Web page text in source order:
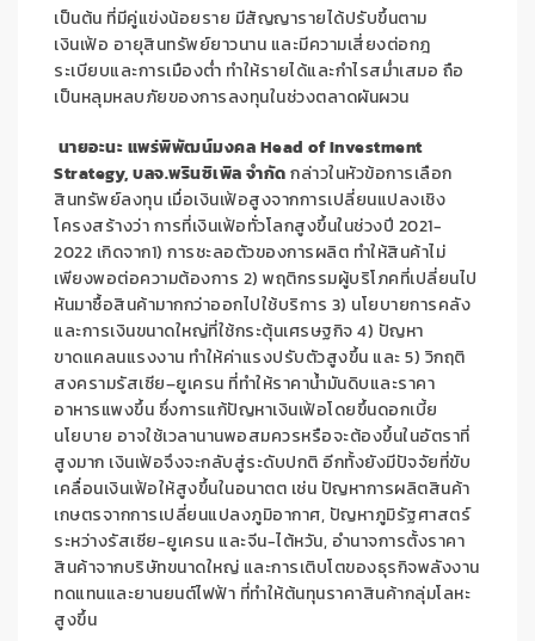
เป็นต้น ที่มีคู่แข่งน้อยราย มีสัญญารายได้ปรับขึ้นตาม
เงินเฟ้อ อายุสินทรัพย์ยาวนาน และมีความเสี่ยงต่อกฎ
ระเบียบและการเมืองต่ำ ทำให้รายได้และกำไรสม่ำเสมอ ถือ
เป็นหลุมหลบภัยของการลงทุนในช่วงตลาดผันผวน
นายอะนะ แพร่พิพัฒน์มงคลHead of Investment
Strategy,บลจ.พรินซิเพิล จำกัดกล่าวในหัวข้อการเลือก
สินทรัพย์ลงทุน เมื่อเงินเฟ้อสูงจากการเปลี่ยนแปลงเชิง
โครงสร้างว่า การที่เงินเฟ้อทั่วโลกสูงขึ้นในช่วงปี 2021-
2022 เกิดจาก1) การชะลอตัวของการผลิต ทำให้สินค้าไม่
เพียงพอต่อความต้องการ 2) พฤติกรรมผู้บริโภคที่เปลี่ยนไป
หันมาซื้อสินค้ามากกว่าออกไปใช้บริการ 3) นโยบายการคลัง
และการเงินขนาดใหญ่ที่ใช้กระตุ้นเศรษฐกิจ4) ปัญหา
ขาดแคลนแรงงาน ทำให้ค่าแรงปรับตัวสูงขึ้น และ5) วิกฤติ
สงครามรัสเซีย–ยูเครน ที่ทำให้ราคาน้ำมันดิบและราคา
อาหารแพงขึ้น ซึ่งการแก้ปัญหาเงินเฟ้อโดยขึ้นดอกเบี้ย
นโยบาย อาจใช้เวลานานพอสมควรหรือจะต้องขึ้นในอัตราที่
สูงมาก เงินเฟ้อจึงจะกลับสู่ระดับปกติ อีกทั้งยังมีปัจจัยที่ขับ
เคลื่อนเงินเฟ้อให้สูงขึ้นในอนาตต เช่น ปัญหาการผลิตสินค้า
เกษตรจากการเปลี่ยนแปลงภูมิอากาศ, ปัญหาภูมิรัฐศาสตร์
ระหว่างรัสเซีย-ยูเครน และจีน-ไต้หวัน, อำนาจการตั้งราคา
สินค้าจากบริษัทขนาดใหญ่ และการเติบโตของธุรกิจพลังงาน
ทดแทนและยานยนต์ไฟฟ้า ที่ทำให้ต้นทุนราคาสินค้ากลุ่มโลหะ
สูงขึ้น